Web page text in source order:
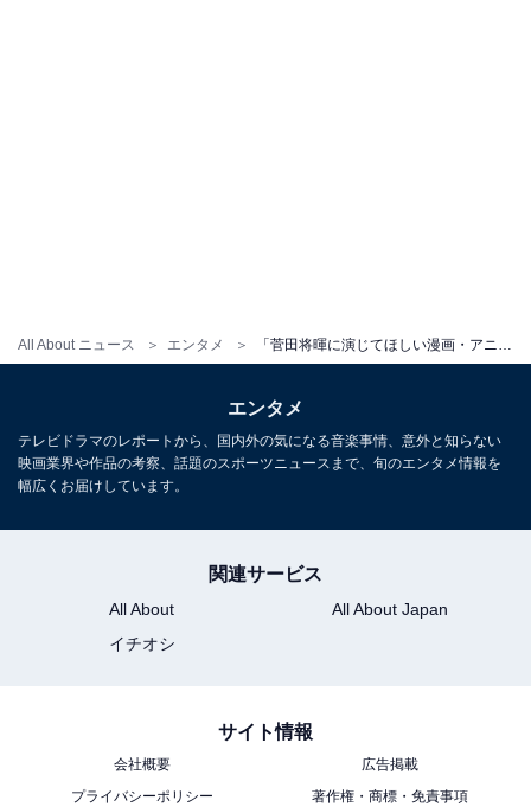
All About ニュース エンタメ
菅田将暉さんにぴったりとの声が挙がったのは、『鬼滅
の刃』で“上弦の参”の数字を与えられた最上級の鬼・猗
窩座でした！ 中性的な顔立ちと、細身ながらも筋肉質な
寿郎を倒した鬼としても有名です。また、武器は使わず
拳だけという戦闘スタイルや、実は大事な父と恋人を失
エンタメ
テレビドラマのレポートから、国内外の気になる音楽事情、意外と知らない
映画業界や作品の考察、話題のスポーツニュースまで、旬のエンタメ情報を
幅広くお届けしています。
関連サービス
All About
All About Japan
イチオシ
サイト情報
会社概要
広告掲載
プライバシーポリシー
著作権・商標・免責事項